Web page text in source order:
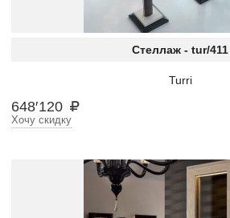
Стеллаж - tur/411
Turri
648′120
Хочу скидку